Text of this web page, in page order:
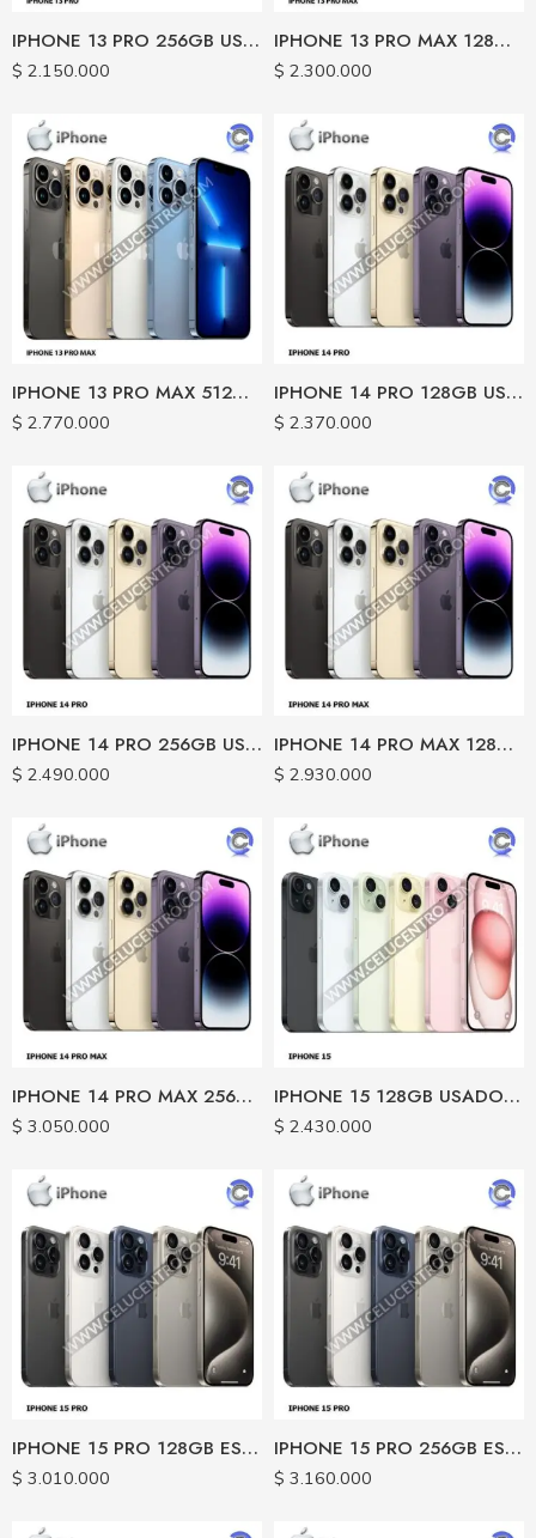
IPHONE 13 PRO 256GB USADO CERTIFICADO
$ 2.150.000
IPHONE 13 PRO MAX 128GB USADO CERTIFICADO
$ 2.300.000
IPHONE 13 PRO MAX 512GB USADO CERTIFICADO
$ 2.770.000
IPHONE 14 PRO 128GB USADO CERTIFICADO
$ 2.370.000
IPHONE 14 PRO 256GB USADO CERTIFICADO
$ 2.490.000
IPHONE 14 PRO MAX 128GB USADO CERTIFICADO
$ 2.930.000
IPHONE 14 PRO MAX 256GB USADO CERTIFICADO
$ 3.050.000
IPHONE 15 128GB USADO CERTIFICADO
$ 2.430.000
IPHONE 15 PRO 128GB ESIM USADO CERTIFICADO
$ 3.010.000
IPHONE 15 PRO 256GB ESIM USADO CERTIFICADO
$ 3.160.000